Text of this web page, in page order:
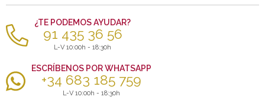
¿TE PODEMOS AYUDAR?
91 435 36 56
L-V 10:00h - 18:30h
ESCRÍBENOS POR WHATSAPP
+34 683 185 759
L-V 10:00h - 18:30h